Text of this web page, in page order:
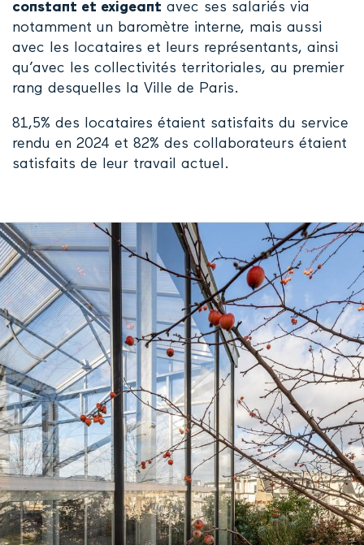
constant et exigeant avec ses salariés via
notamment un baromètre interne, mais aussi
avec les locataires et leurs représentants, ainsi
qu’avec les collectivités territoriales, au premier
rang desquelles la Ville de Paris.
81,5% des locataires étaient satisfaits du service
rendu en 2024 et 82% des collaborateurs étaient
satisfaits de leur travail actuel.